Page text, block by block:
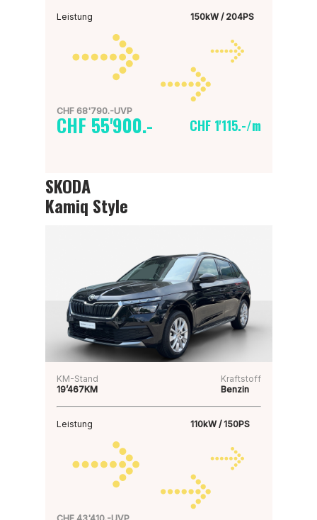
Leistung 150kW / 204PS
CHF 68'790.-UVP
CHF 55'900.- CHF 1'115.-/m
SKODA
Kamiq Style
KM-Stand
19’467KM
Kraftstoff
Benzin
Leistung 110kW / 150PS